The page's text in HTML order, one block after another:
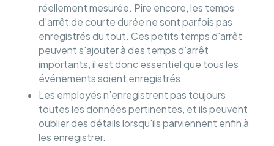
réellement mesurée. Pire encore, les temps
d'arrêt de courte durée ne sont parfois pas
enregistrés du tout. Ces petits temps d'arrêt
peuvent s'ajouter à des temps d'arrêt
importants, il est donc essentiel que tous les
événements soient enregistrés.
Les employés n’enregistrent pas toujours
toutes les données pertinentes, et ils peuvent
oublier des détails lorsqu'ils parviennent enfin à
les enregistrer.